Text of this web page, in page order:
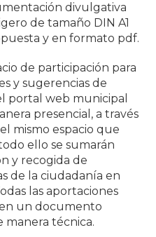
divulgativa
de tamaño DIN A1
y en formato pdf.
de participación para
y sugerencias de
portal web municipal
presencial, a través
mismo espacio que
ello se sumarán
y recogida de
de la ciudadanía en
las aportaciones
un documento
manera técnica.